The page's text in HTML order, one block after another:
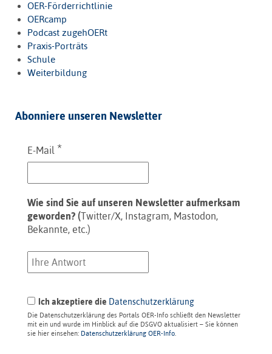
OER-Förderrichtlinie
OERcamp
Podcast zugehOERt
Praxis-Porträts
Schule
Weiterbildung
Abonniere unseren Newsletter
E-Mail *
Wie sind Sie auf unseren Newsletter aufmerksam
geworden? (Twitter/X, Instagram, Mastodon,
Bekannte, etc.)
Ich akzeptiere die Datenschutzerklärung
Die Datenschutzerklärung des Portals OER-Info schließt den Newsletter
mit ein und wurde im Hinblick auf die DSGVO aktualisiert – Sie können
sie hier einsehen: Datenschutzerklärung OER-Info.